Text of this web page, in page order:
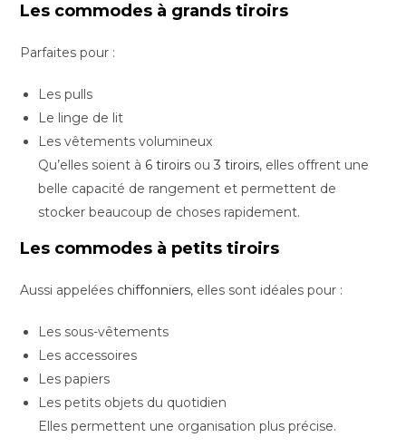
Les commodes à grands tiroirs
Parfaites pour :
Les pulls
Le linge de lit
Les vêtements volumineux
Qu’elles soient à 6 tiroirs ou3 tiroirs, elles offrent une
belle capacité de rangement et permettent de
stocker beaucoup de choses rapidement.
Les commodes à petits tiroirs
Aussi appelées chiffonniers, elles sont idéales pour :
Les sous-vêtements
Les accessoires
Les papiers
Les petits objets du quotidien
Elles permettent une organisation plus précise.